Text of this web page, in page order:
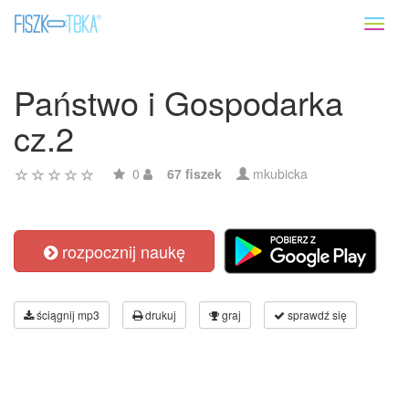
Państwo i Gospodarka
cz.2
0 67 fiszek mkubicka
rozpocznij naukę
ściągnij mp3 drukuj graj sprawdź się